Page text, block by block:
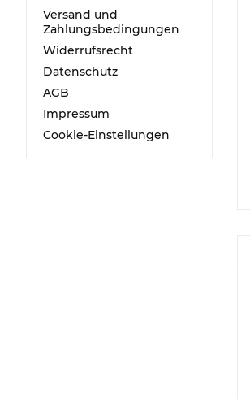
Versand und
Zahlungsbedingungen
Widerrufsrecht
Datenschutz
AGB
Impressum
Cookie-Einstellungen